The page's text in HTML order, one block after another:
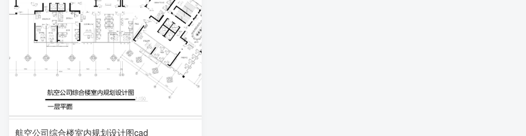
航空公司综合楼室内规划设计图cad